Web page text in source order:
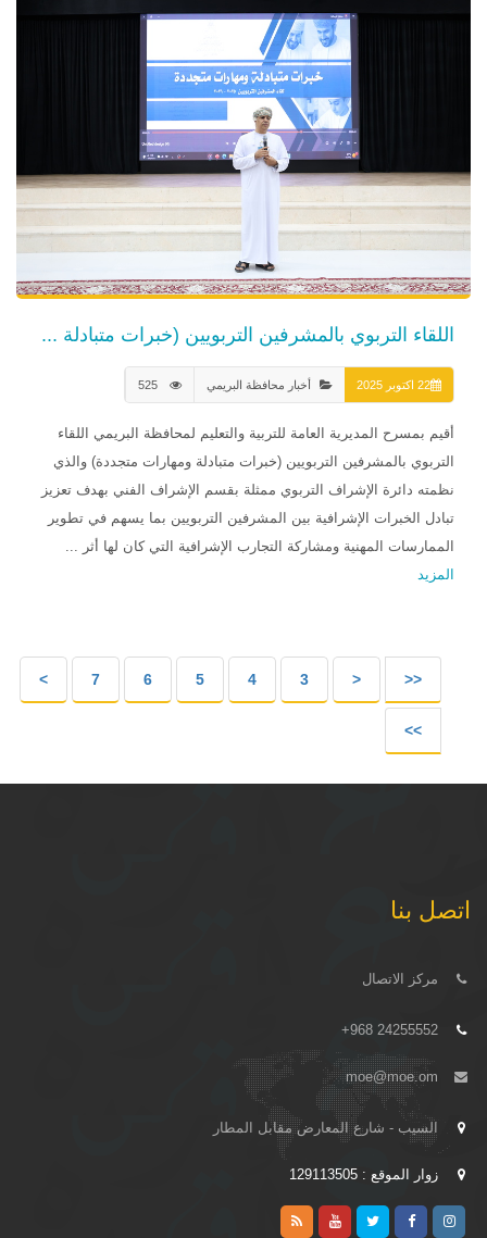
اللقاء التربوي بالمشرفين التربويين (خبرات متبادلة ...
22 اكتوبر 2025 أخبار محافظة البريمي
أقيم بمسرح المديرية العامة للتربية والتعليم لمحافظة البريمي اللقاء
التربوي بالمشرفين التربويين (خبرات متبادلة ومهارات متجددة) والذي
نظمته دائرة الإشراف التربوي ممثلة بقسم الإشراف الفني بهدف تعزيز
تبادل الخبرات الإشرافية بين المشرفين التربويين بما يسهم في تطوير
الممارسات المهنية ومشاركة التجارب الإشرافية التي كان لها أثر ...
المزيد
<<
<
3
4
5
6
7
>
>>
اتصل بنا
مركز الاتصال
+968 24255552
moe@moe.om
السيب - شارع المعارض مقابل المطار
زوار الموقع : 129113505